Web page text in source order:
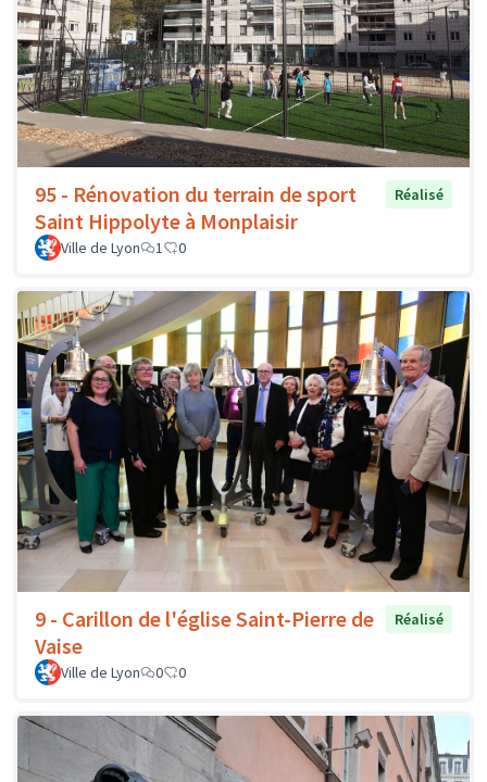
95 - Rénovation du terrain de sport
Saint Hippolyte à Monplaisir
Réalisé
Ville de Lyon 1 0
9 - Carillon de l'église Saint-Pierre de
Vaise
Réalisé
Ville de Lyon 0 0